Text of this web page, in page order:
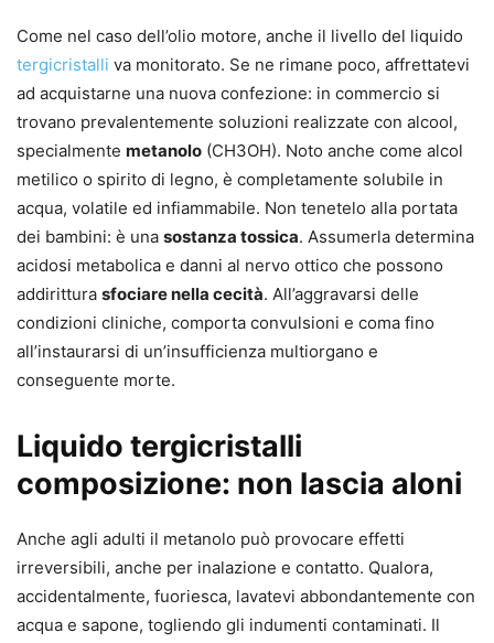
Come nel caso dell’olio motore, anche il livello del liquido
tergicristalli va monitorato. Se ne rimane poco, affrettatevi
ad acquistarne una nuova confezione: in commercio si
trovano prevalentemente soluzioni realizzate con alcool,
specialmente metanolo (CH3OH). Noto anche come alcol
metilico o spirito di legno, è completamente solubile in
acqua, volatile ed infiammabile. Non tenetelo alla portata
dei bambini: è una sostanza tossica. Assumerla determina
acidosi metabolica e danni al nervo ottico che possono
addirittura sfociare nella cecità. All’aggravarsi delle
condizioni cliniche, comporta convulsioni e coma fino
all’instaurarsi di un’insufficienza multiorgano e
conseguente morte.
Liquido tergicristalli
composizione: non lascia aloni
Anche agli adulti il metanolo può provocare effetti
irreversibili, anche per inalazione e contatto. Qualora,
accidentalmente, fuoriesca, lavatevi abbondantemente con
acqua e sapone, togliendo gli indumenti contaminati. Il